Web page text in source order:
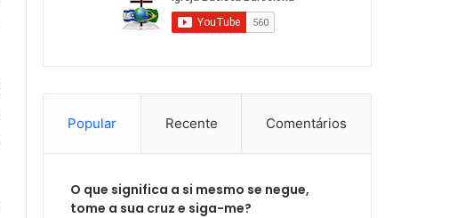
Popular Recente Comentários
O que significa a si mesmo se negue,
tome a sua cruz e siga-me?